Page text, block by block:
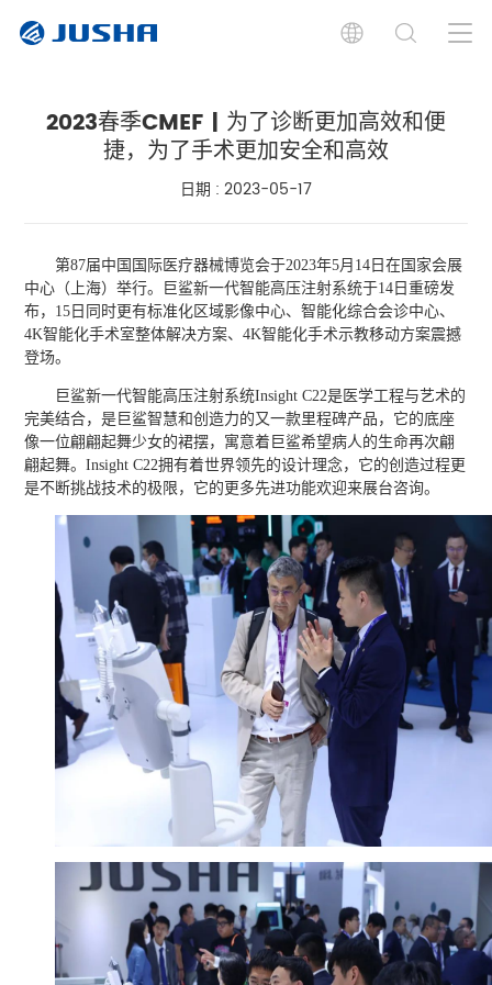
2023春季CMEF | 为了诊断更加高效和便
捷，为了手术更加安全和高效
日期 : 2023-05-17
第87届中国国际医疗器械博览会于2023年5月14日在国家会展
中心（上海）举行。巨鲨新一代智能高压注射系统于14日重磅发
布，15日同时更有标准化区域影像中心、智能化综合会诊中心、
4K智能化手术室整体解决方案、4K智能化手术示教移动方案震撼
登场。
巨鲨新一代智能高压注射系统Insight C22是医学工程与艺术的
完美结合，是巨鲨智慧和创造力的又一款里程碑产品，它的底座
像一位翩翩起舞少女的裙摆，寓意着巨鲨希望病人的生命再次翩
翩起舞。Insight C22拥有着世界领先的设计理念，它的创造过程更
是不断挑战技术的极限，它的更多先进功能欢迎来展台咨询。